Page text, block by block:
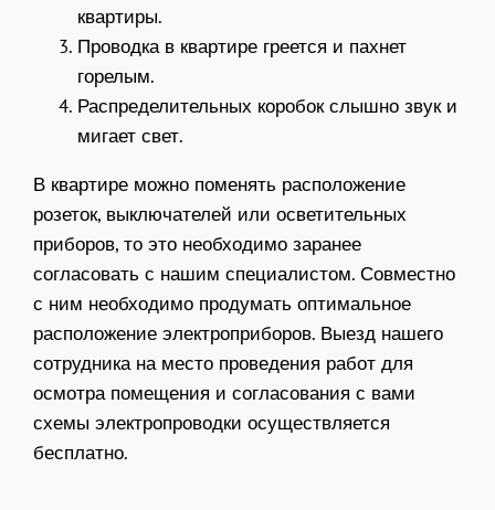
квартиры.
Проводка в квартире греется и пахнет
горелым.
Распределительных коробок слышно звук и
мигает свет.
В квартире можно поменять расположение
розеток, выключателей или осветительных
приборов, то это необходимо заранее
согласовать с нашим специалистом. Совместно
с ним необходимо продумать оптимальное
расположение электроприборов. Выезд нашего
сотрудника на место проведения работ для
осмотра помещения и согласования с вами
схемы электропроводки осуществляется
бесплатно.